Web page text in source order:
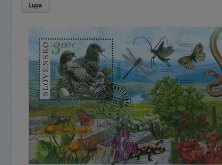
Lupa